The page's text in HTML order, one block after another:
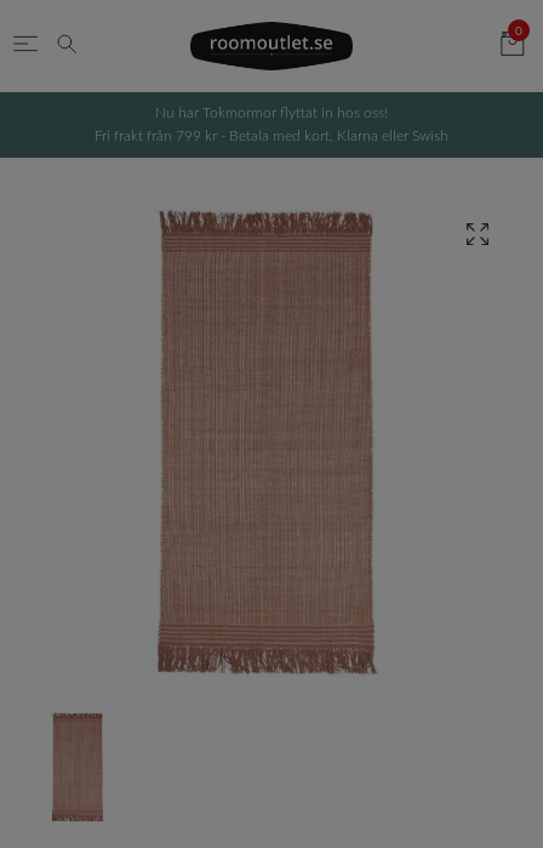
0
Nu har Tokmormor flyttat in hos oss!
Fri frakt från 799 kr - Betala med kort, Klarna eller Swish